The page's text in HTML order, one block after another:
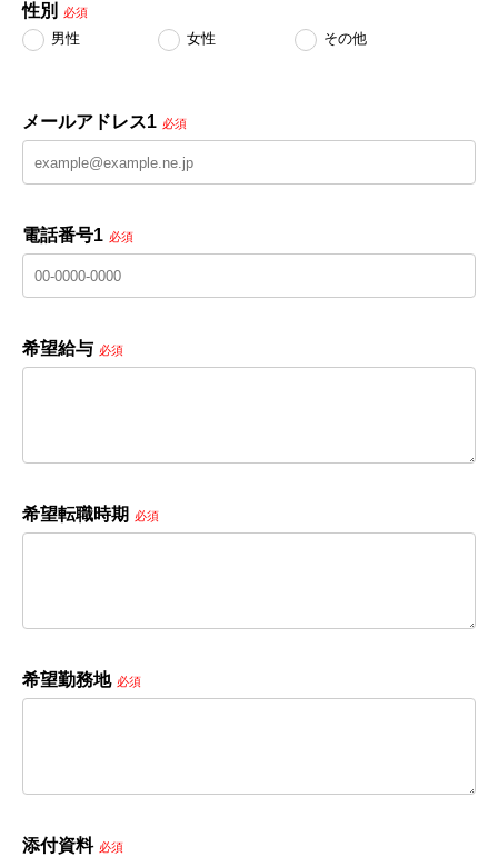
性別 必須
男性 女性 その他
メールアドレス1 必須
電話番号1 必須
希望給与 必須
希望転職時期 必須
希望勤務地 必須
添付資料 必須